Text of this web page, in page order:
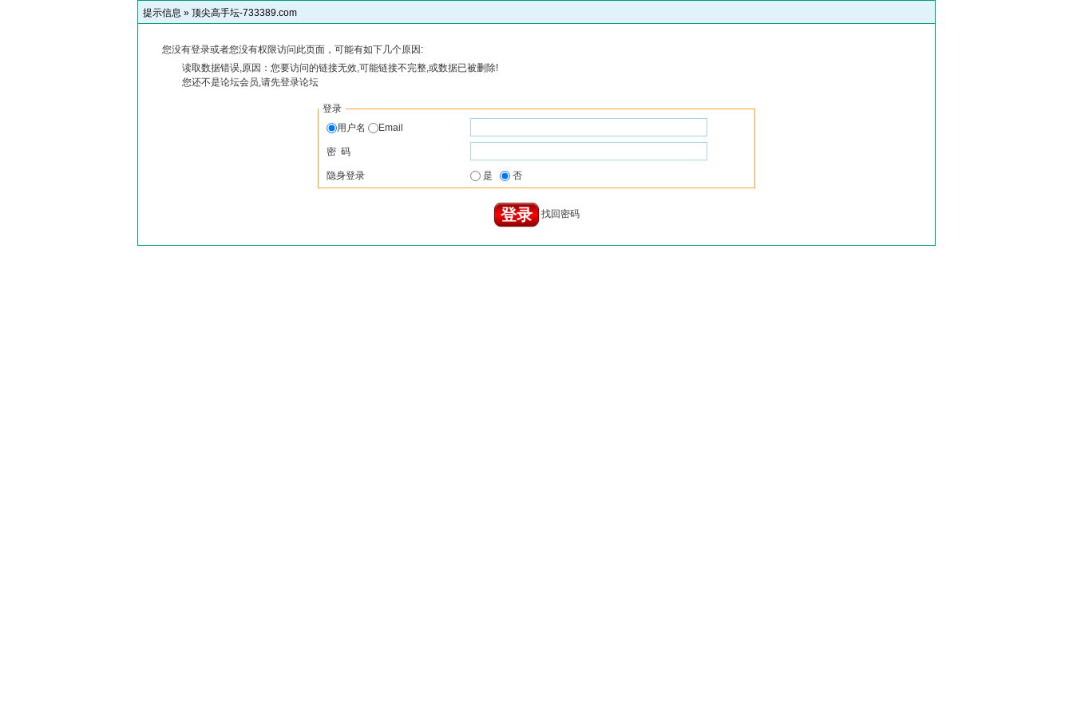
提示信息 » 顶尖高手坛-733389.com
您没有登录或者您没有权限访问此页面，可能有如下几个原因:
读取数据错误,原因：您要访问的链接无效,可能链接不完整,或数据已被删除!
您还不是论坛会员,请先登录论坛
登录
用户名
Email
密 码
隐身登录 是 否
找回密码